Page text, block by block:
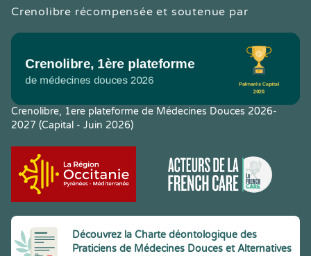
Crenolibre récompensée et soutenue par
Crenolibre, 1ere plateforme de Médecines Douces 2026-
2027 (Capital - Juin 2026)
Découvrez la Charte déontologique des
Praticiens de Médecines Douces et Alternatives